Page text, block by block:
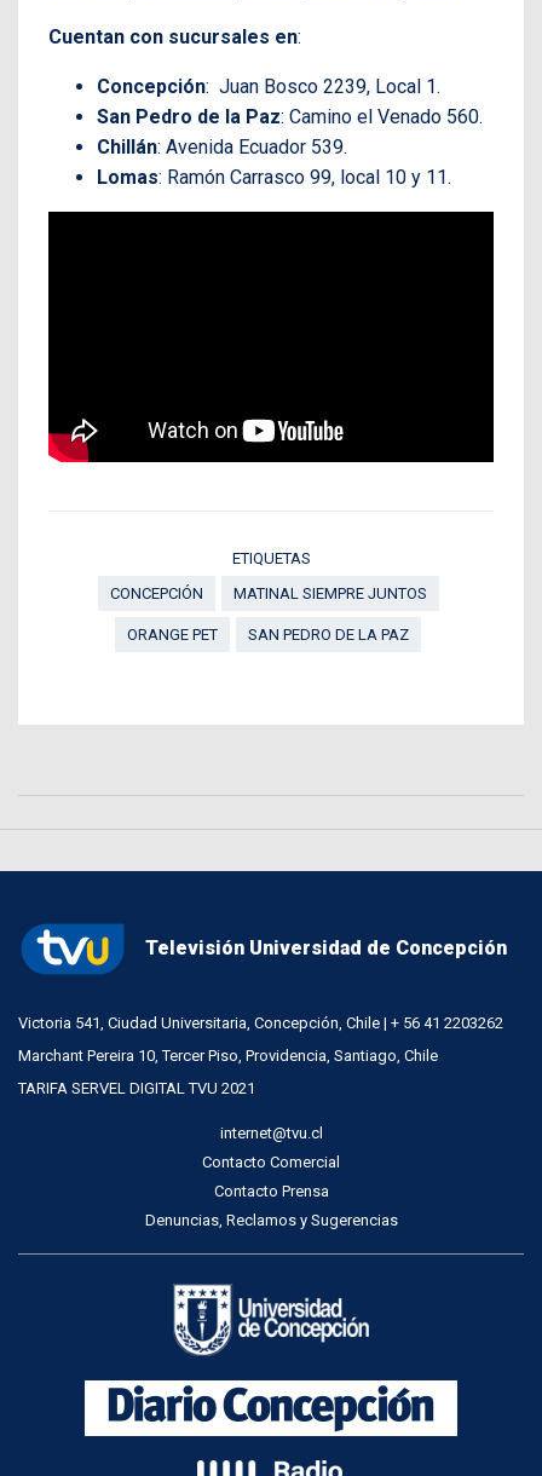
Cuentan con sucursales en:
Concepción: Juan Bosco 2239, Local 1.
San Pedro de la Paz: Camino el Venado 560.
Chillán: Avenida Ecuador 539.
Lomas: Ramón Carrasco 99, local 10 y 11.
ETIQUETAS
CONCEPCIÓN
MATINAL SIEMPRE JUNTOS
ORANGE PET SAN PEDRO DE LA PAZ
Televisión Universidad de Concepción
Victoria 541, Ciudad Universitaria, Concepción, Chile | + 56 41 2203262
Marchant Pereira 10, Tercer Piso, Providencia, Santiago, Chile
TARIFA SERVEL DIGITAL TVU 2021
internet@tvu.cl
Contacto Comercial
Contacto Prensa
Denuncias, Reclamos y Sugerencias